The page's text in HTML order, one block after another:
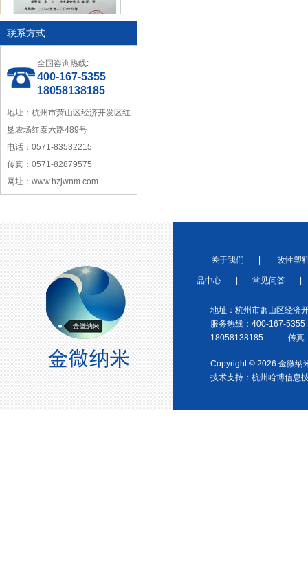
宁波塑料行业优秀供应商
浙江省塑料协会会员
联系方式
全国咨询热线:
400-167-5355
18058138185
地址：杭州市萧山区经济开发区红
垦农场红泰六路489号
电话：0571-83532215
传真：0571-82879575
网址：www.hzjwnm.com
关于我们 改性塑
品中心 常见问答
地址：杭州市萧山区经济
服务热线：400-167-5355
18058138185 传真：
Copyright © 2026 金微纳
技术支持： 杭州哈博信息